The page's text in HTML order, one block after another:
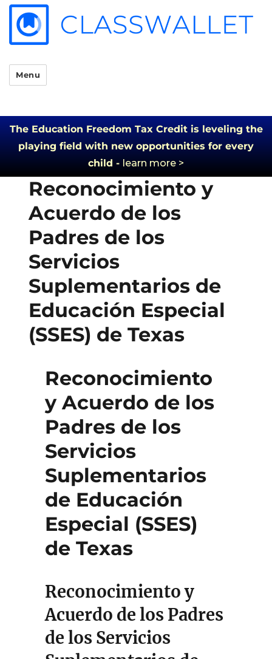
Menu
The Education Freedom Tax Credit is leveling the
playing field with new opportunities for every
child - learn more >
Reconocimiento y
Acuerdo de los
Padres de los
Servicios
Suplementarios de
Educación Especial
(SSES) de Texas
Reconocimiento
y Acuerdo de los
Padres de los
Servicios
Suplementarios
de Educación
Especial (SSES)
de Texas
Reconocimiento y
Acuerdo de los Padres
de los Servicios